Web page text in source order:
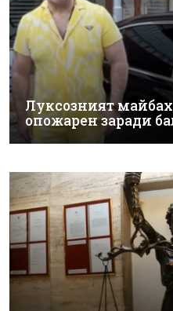
Луксозният
опожарен заради